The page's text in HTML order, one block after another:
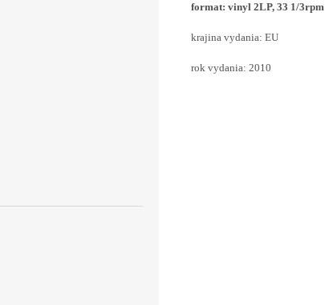
format: vinyl 2LP, 33 1/3rpm
krajina vydania: EU
rok vydania: 2010